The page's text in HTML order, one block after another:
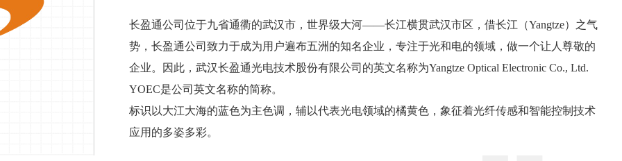
长盈通公司位于九省通衢的武汉市，世界级大河——长江横贯武汉市区，借长江（Yangtze）之气
势，长盈通公司致力于成为用户遍布五洲的知名企业，专注于光和电的领域，做一个让人尊敬的
企业。因此，武汉长盈通光电技术股份有限公司的英文名称为Yangtze Optical Electronic Co., Ltd.
YOEC是公司英文名称的简称。
标识以大江大海的蓝色为主色调，辅以代表光电领域的橘黄色，象征着光纤传感和智能控制技术
应用的多姿多彩。